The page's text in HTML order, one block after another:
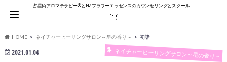
占星術アロマテラピー®︎とNZフラワーエッセンスのカウンセリングとスクール
HOME ネイチャーヒーリングサロン～星の香り～ 初詣
2021.01.04 ネイチャーヒーリングサロン～星の香り～